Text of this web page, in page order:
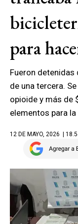
para
Fueron
de una tercera.
opioide y más de
elementos para la
12 DE MAYO, 2026 |